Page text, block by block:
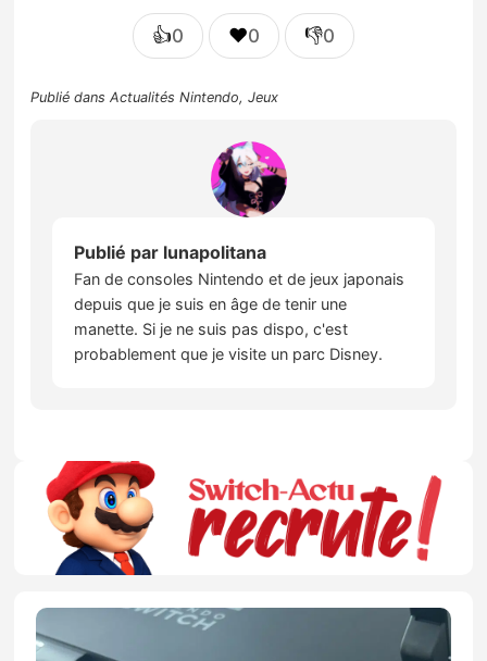
👍0 ❤️0 👎0
Publié dansActualités Nintendo,Jeux
Publié par lunapolitana
Fan de consoles Nintendo et de jeux japonais
depuis que je suis en âge de tenir une
manette. Si je ne suis pas dispo, c'est
probablement que je visite un parc Disney.